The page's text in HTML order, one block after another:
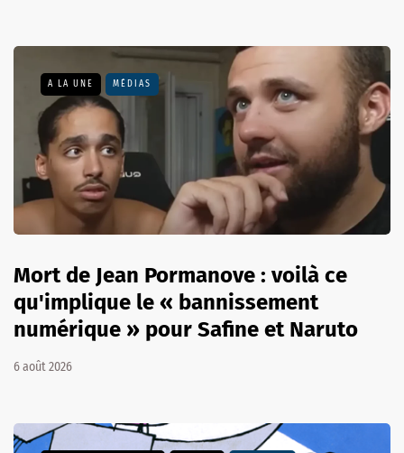
A LA UNE MÉDIAS
Mort de Jean Pormanove : voilà ce
qu'implique le « bannissement
numérique » pour Safine et Naruto
6 août 2026